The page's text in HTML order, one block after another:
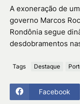
A exoneração de
governo Marcos
Rondônia segue
desdobramentos
Tags Destaque
Facebook